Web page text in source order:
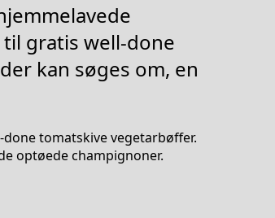
gratis well-done
kan søges om, en
tomatskive vegetarbøffer.
optøede champignoner.